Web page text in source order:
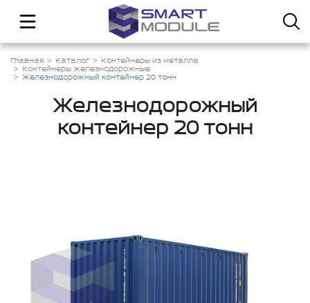
Главная Каталог
Контейнеры из металла
Контейнеры железнодорожные
Железнодорожный контейнер 20 тонн
Железнодорожный
контейнер 20 тонн